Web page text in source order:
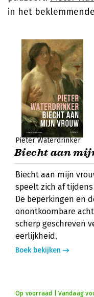
in het
Pieter Waterdrinker
Biecht aan
Biecht aan mijn
speelt zich af
De beperkingen en
onontkoombare
scherp geschreven
eerlijkheid.
Boek bekijken
Op voorraad | Vandaag